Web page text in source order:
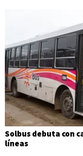
Solbus debuta con
líneas